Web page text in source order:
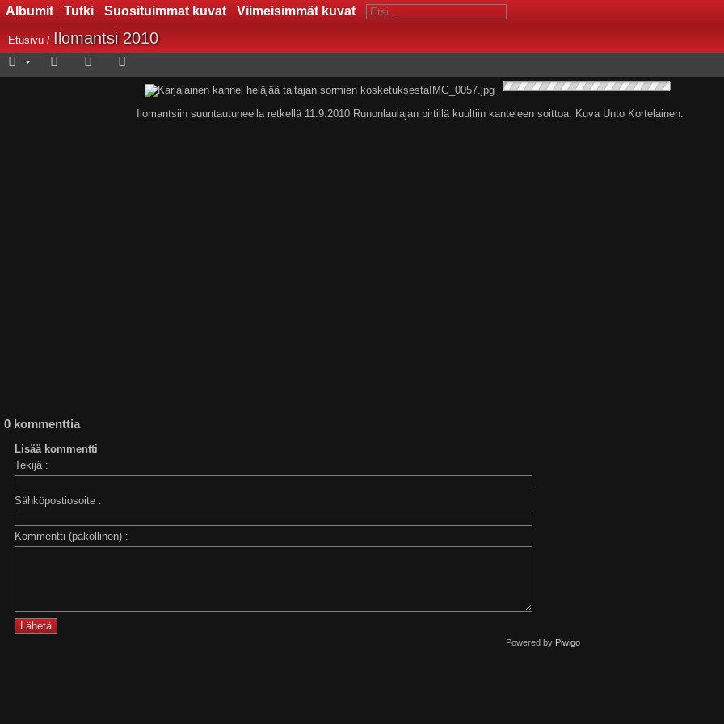
Albumit Tutki Suosituimmat kuvat Viimeisimmät kuvat
Etusivu / Ilomantsi 2010
Ilomantsiin suuntautuneella retkellä 11.9.2010 Runonlaulajan pirtillä kuultiin kanteleen soittoa. Kuva Unto Kortelainen.
0 kommenttia
Lisää kommentti
Tekijä :
Sähköpostiosoite :
Kommentti (pakollinen) :
Powered by Piwigo